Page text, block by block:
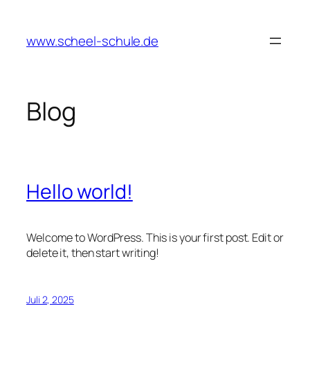
springen
www.scheel-schule.de
Blog
Hello world!
Welcome to WordPress. This is your first post. Edit or
delete it, then start writing!
Juli 2, 2025